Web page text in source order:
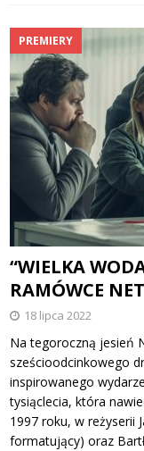
PREMIERY
“WIELKA
RAMÓWCE
18 lipca 2022
Na tegoroczną jesień
sześcioodcinkowego
inspirowanego
tysiąclecia, która
1997 roku, w reżyserii
formatujący) oraz